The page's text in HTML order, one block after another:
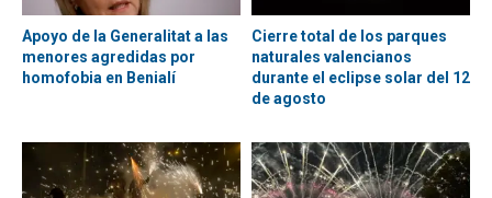
Apoyo de la Generalitat a las
menores agredidas por
homofobia en Benialí
Cierre total de los parques
naturales valencianos
durante el eclipse solar del 12
de agosto